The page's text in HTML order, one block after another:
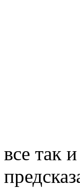
все так